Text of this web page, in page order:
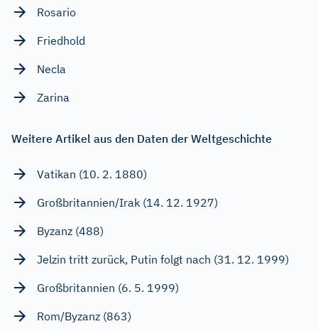
Rosario
Friedhold
Necla
Zarina
Weitere Artikel aus den Daten der Weltgeschichte
Vatikan (10. 2. 1880)
Großbritannien/Irak (14. 12. 1927)
Byzanz (488)
Jelzin tritt zurück, Putin folgt nach (31. 12. 1999)
Großbritannien (6. 5. 1999)
Rom/Byzanz (863)